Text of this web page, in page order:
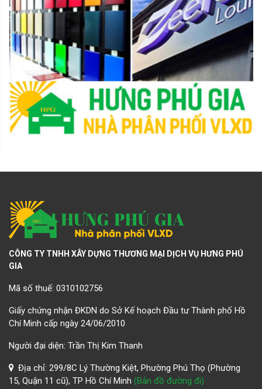
CÔNG TY TNHH XÂY DỰNG THƯƠNG MẠI DỊCH VỤ HƯNG PHÚ
GIA
Mã số thuế: 0310102756
Giấy chứng nhận ĐKDN do Sở Kế hoạch Đầu tư Thành phố Hồ
Chí Minh cấp ngày 24/06/2010
Người đại diện: Trần Thị Kim Thanh
Địa chỉ: 299/8C Lý Thường Kiệt, Phường Phú Thọ (Phường
15, Quận 11 cũ), TP Hồ Chí Minh (Bản đồ đường đi)